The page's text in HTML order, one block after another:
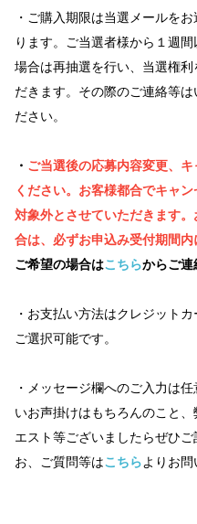
・ご購入期限は当選メールを
ります。ご当選者様から１週
場合は再抽選を行い、当選権
だきます。その際のご連絡等
ださい。
・ ご当選後の応募内容変更、
ください。お客様都合でキャ
対象外とさせていただきます。
合は、必ずお申込み受付期間
ご希望の場合はこちらからご連
・お支払い方法はクレジット
ご選択可能です。
・メッセージ欄へのご入力は
いお声掛けはもちろんのこと
エスト等ございましたらぜひ
お、ご質問等はこちらよりお問